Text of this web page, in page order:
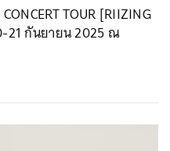
TOUR [RIIZING
21 กันยายน 2025 ณ